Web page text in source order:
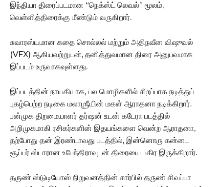
இந்தியா திரைப்படமான “நெக்ஸ்ட் லெவல்” மூலம்,
வெள்ளித்திரைக்கு மீண்டும் வருகிறார்.
சுவாரஸ்யமான கதை சொல்லல் மற்றும் அதிநவீன விஷுவல்
(VFX) ஆகியவற்றுடன், தனித்துவமான திரை அனுபவமாக
இப்படம் உருவாகவுள்ளது.
இப்படத்தின் நாயகியாக, பல மொழிகளில் சிறப்பாக நடித்துப்
புகழ்பெற்ற நடிகை மலாஶ்ரீயின் மகள் ஆராதனா நடிக்கிறார்.
பன்முக திறமையாளர் தர்ஷன் உடன் கடேரா படத்தில்
அறிமுகமாகி ரசிகர்களின் இதயங்களை வென்ற ஆராதனா,
தற்போது தன் இரண்டாவது படத்தில், இன்னொரு கன்னட
சூப்பர் ஸ்டாரான உபேந்திராவுடன் திரையை பகிர இருக்கிறார்.
தருண் ஸ்டுடியோஸ் நிறுவனத்தின் சார்பில் தருண் சிவப்பா